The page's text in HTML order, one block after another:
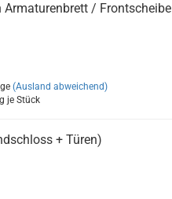
Armaturenbrett / Frontscheibe
(Ausland abweichend)
je Stück
+ Türen)